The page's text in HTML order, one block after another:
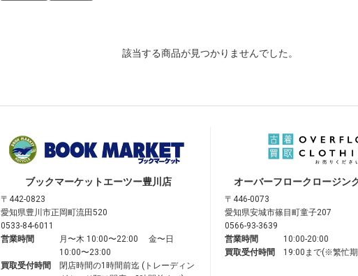
該当する商品が見つかりませんでした。
ブックマーケットエーツー豊川店
〒442-0823
愛知県豊川市正岡町流田520
0533-84-6011
営業時間
月〜木 10:00〜22:00 金〜日
10:00〜23:00
買取受付時間
閉店時間の1時間前迄 (トレーディン
オーバーフロークロージン
〒446-0073
愛知県安城市篠目町童子207
0566-93-3639
営業時間
10:00-20:00
買取受付時間
19:00まで(※繁忙